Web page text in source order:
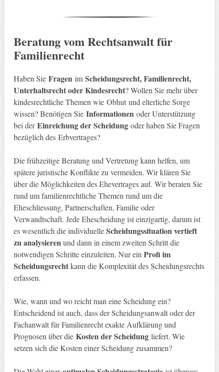
Beratung vom Rechtsanwalt für
Familienrecht
Haben Sie Fragen im Scheidungsrecht, Familienrecht,
Unterhaltsrecht oder Kindesrecht? Wollen Sie mehr über
kindesrechtliche Themen wie Obhut und elterliche Sorge
wissen? Benötigen Sie Informationen oder Unterstützung
bei derEinreichung der Scheidungoder haben Sie Fragen
bezüglich des Erbvertrages?
Die frühzeitige Beratung und Vertretung kann helfen, um
spätere juristische Konflikte zu vermeiden. Wir klären Sie
über die Möglichkeiten des Ehevertrages auf. Wir beraten Sie
rund um familienrechtliche Themen rund um die
Eheschliessung, Partnerschaften, Familie oder
Verwandtschaft. Jede Ehescheidung ist einzigartig, darum ist
es wesentlich die individuelleScheidungssituation vertieft
zu analysierenund dann in einem zweiten Schritt die
notwendigen Schritte einzuleiten. Nur ein Profi im
Scheidungsrechtkann die Komplexität des Scheidungsrechts
erfassen.
Wie, wann und wo reicht man eine Scheidung ein?
Entscheidend ist auch, dass der Scheidungsanwalt oder der
Fachanwalt für Familienrecht exakte Aufklärung und
Prognosen über die Kosten der Scheidungliefert. Wie
setzen sich die Kosten einer Scheidung zusammen?